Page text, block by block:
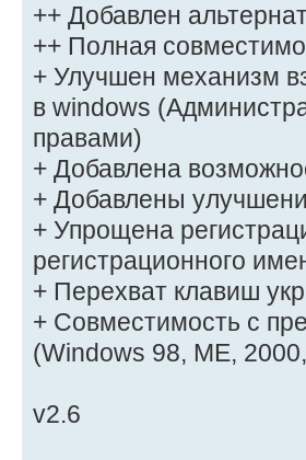
++ Добавлен
++ Полная
+ Улучшен механизм
в windows
правами)
+ Добавлена
+ Добавлены
+ Упрощена
регистрационного
+ Перехват клавиш
+ Совместимость с
(Windows 98, ME,
v2.6